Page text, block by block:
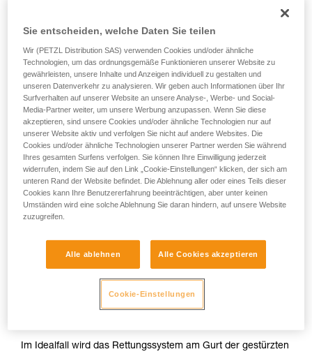
Wenn die Möglichkeit besteht, sich in
den Gurt der gestürzten Person
einzuhängen
Im Idealfall wird das Rettungssystem am Gurt der gestürzten
Sie entscheiden, welche Daten Sie teilen
Wir (PETZL Distribution SAS) verwenden Cookies und/oder ähnliche
Technologien, um das ordnungsgemäße Funktionieren unserer Website zu
gewährleisten, unsere Inhalte und Anzeigen individuell zu gestalten und
unseren Datenverkehr zu analysieren. Wir geben auch Informationen über Ihr
Surfverhalten auf unserer Website an unsere Analyse-, Werbe- und Social-
Media-Partner weiter, um unsere Werbung anzupassen. Wenn Sie diese
akzeptieren, sind unsere Cookies und/oder ähnliche Technologien nur auf
unserer Website aktiv und verfolgen Sie nicht auf andere Websites. Die
Cookies und/oder ähnliche Technologien unserer Partner werden Sie während
Ihres gesamten Surfens verfolgen. Sie können Ihre Einwilligung jederzeit
widerrufen, indem Sie auf den Link „Cookie-Einstellungen“ klicken, der sich am
unteren Rand der Website befindet. Die Ablehnung aller oder eines Teils dieser
Cookies kann Ihre Benutzererfahrung beeinträchtigen, aber unter keinen
Umständen wird eine solche Ablehnung Sie daran hindern, auf unsere Website
zuzugreifen.
Alle ablehnen Alle Cookies akzeptieren
Cookie-Einstellungen